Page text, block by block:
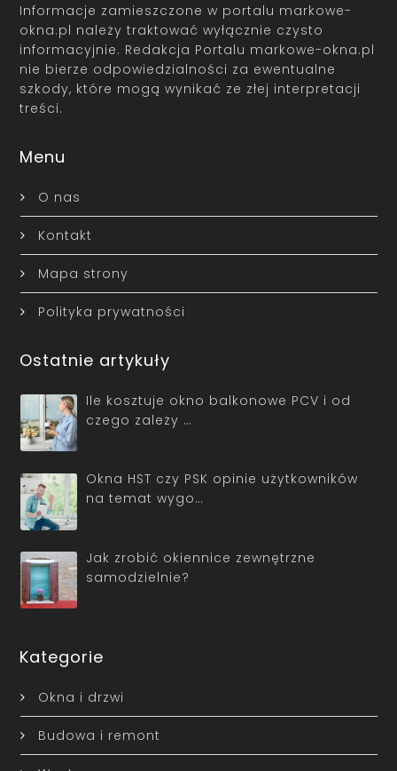
Informacje zamieszczone w portalu markowe-
okna.pl należy traktować wyłącznie czysto
informacyjnie. Redakcja Portalu markowe-okna.pl
nie bierze odpowiedzialności za ewentualne
szkody, które mogą wynikać ze złej interpretacji
treści.
Menu
O nas
Kontakt
Mapa strony
Polityka prywatności
Ostatnie artykuły
Ile kosztuje okno balkonowe PCV i od
czego zależy …
Okna HST czy PSK opinie użytkowników
na temat wygo…
Jak zrobić okiennice zewnętrzne
samodzielnie?
Kategorie
Okna i drzwi
Budowa i remont